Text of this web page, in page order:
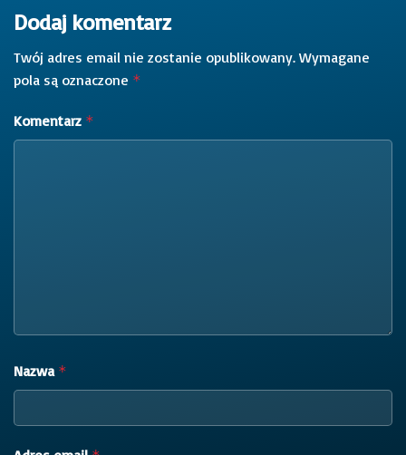
Dodaj komentarz
Twój adres email nie zostanie opublikowany. Wymagane
pola są oznaczone *
Komentarz *
Nazwa *